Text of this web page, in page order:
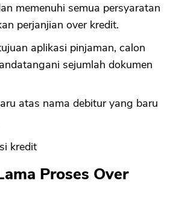
memenuhi semua persyaratan
perjanjian over kredit.
aplikasi pinjaman, calon
sejumlah dokumen
atas nama debitur yang baru
kredit
Proses Over